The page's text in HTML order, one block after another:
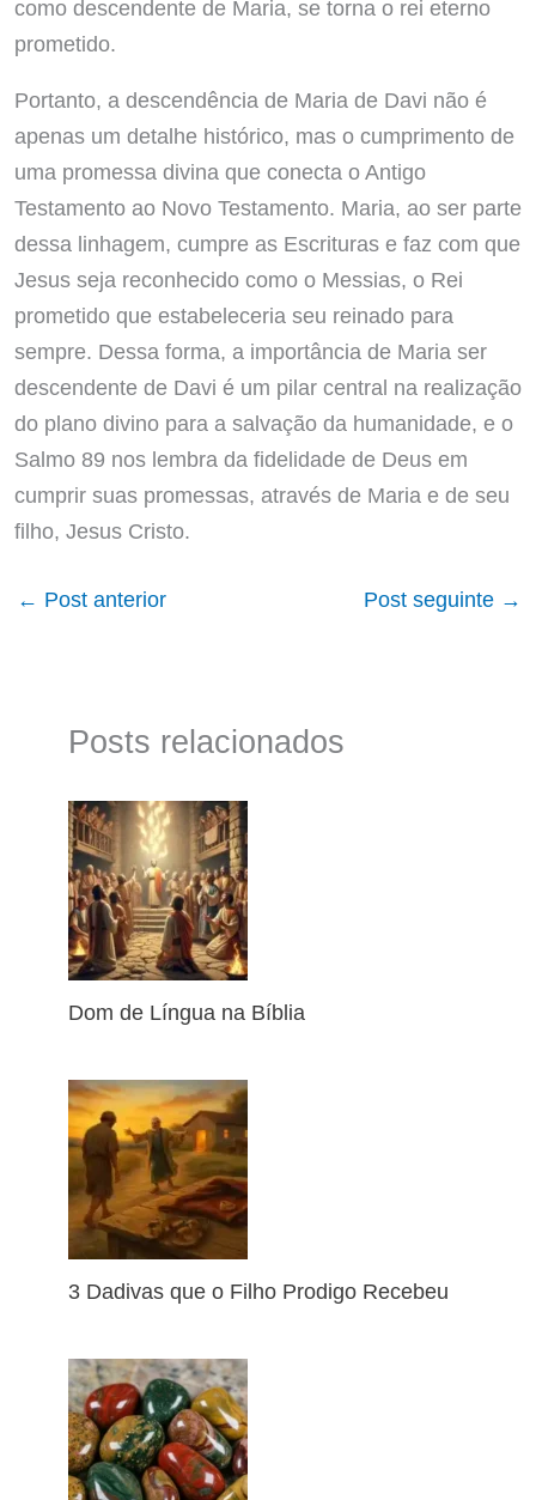
como descendente de Maria, se torna o rei eterno
prometido.
Portanto, a descendência de Maria de Davi não é
apenas um detalhe histórico, mas o cumprimento de
uma promessa divina que conecta o Antigo
Testamento ao Novo Testamento. Maria, ao ser parte
dessa linhagem, cumpre as Escrituras e faz com que
Jesus seja reconhecido como o Messias, o Rei
prometido que estabeleceria seu reinado para
sempre. Dessa forma, a importância de Maria ser
descendente de Davi é um pilar central na realização
do plano divino para a salvação da humanidade, e o
Salmo 89 nos lembra da fidelidade de Deus em
cumprir suas promessas, através de Maria e de seu
filho, Jesus Cristo.
← Post anterior Post seguinte →
Posts relacionados
Dom de Língua na Bíblia
3 Dadivas que o Filho Prodigo Recebeu